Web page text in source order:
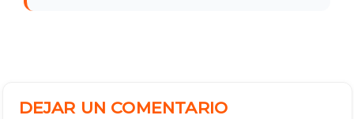
DEJAR UN COMENTARIO